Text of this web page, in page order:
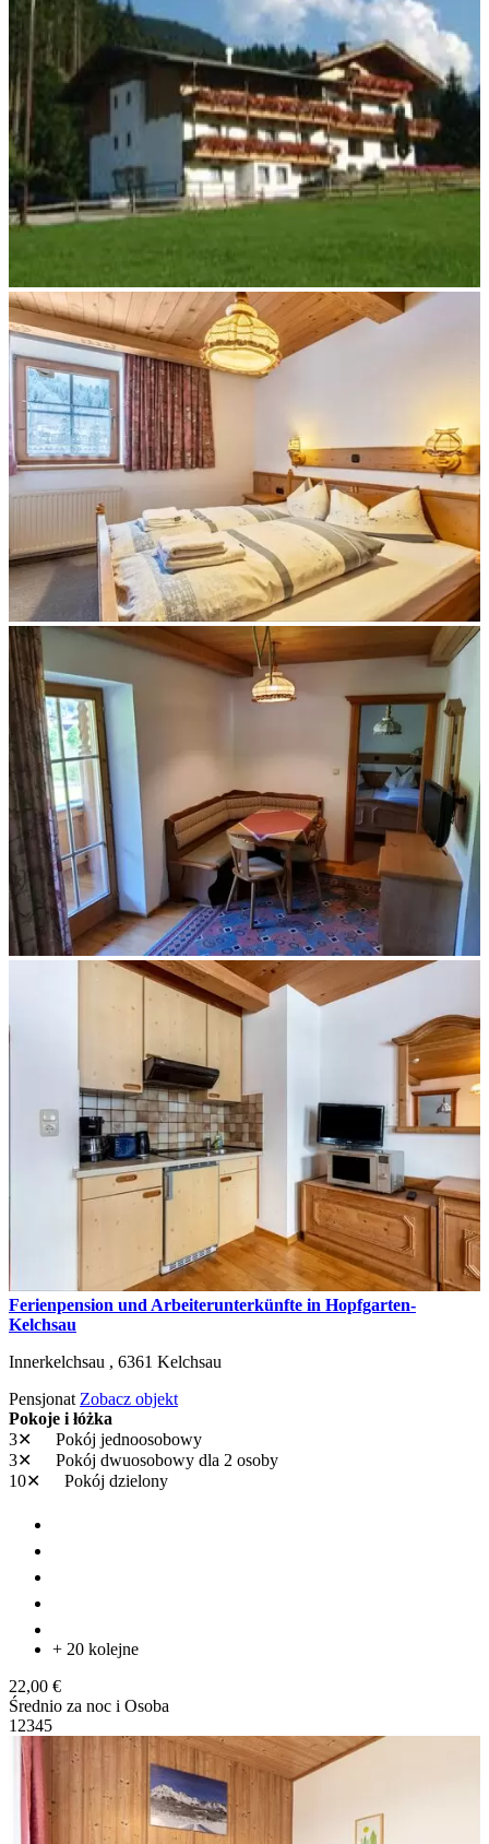
Ferienpension und Arbeiterunterkünfte in Hopfgarten-
Kelchsau
Innerkelchsau , 6361 Kelchsau
Pensjonat Zobacz objekt
Pokoje i łóżka
3✕
Pokój jednoosobowy
3✕
Pokój dwuosobowy dla 2 osoby
10✕
Pokój dzielony
+ 20 kolejne
22,00 €
Średnio za noc i Osoba
1 2345